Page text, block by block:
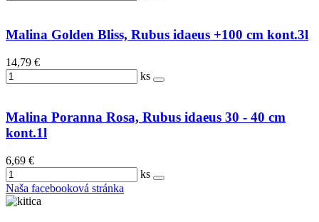
Malina Golden Bliss, Rubus idaeus +100 cm kont.3l
14,79 €
ks
Malina Poranna Rosa, Rubus idaeus 30 - 40 cm
kont.1l
6,69 €
ks
Naša facebooková stránka